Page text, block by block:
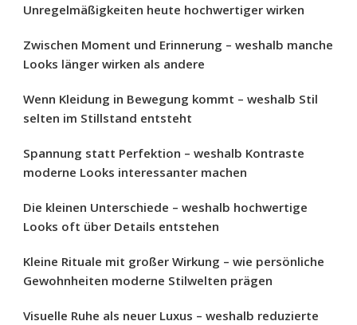
Unregelmäßigkeiten heute hochwertiger wirken
Zwischen Moment und Erinnerung – weshalb manche
Looks länger wirken als andere
Wenn Kleidung in Bewegung kommt – weshalb Stil
selten im Stillstand entsteht
Spannung statt Perfektion – weshalb Kontraste
moderne Looks interessanter machen
Die kleinen Unterschiede – weshalb hochwertige
Looks oft über Details entstehen
Kleine Rituale mit großer Wirkung – wie persönliche
Gewohnheiten moderne Stilwelten prägen
Visuelle Ruhe als neuer Luxus – weshalb reduzierte